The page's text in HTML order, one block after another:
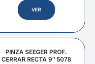
VER
PINZA SEEGER PROF.
CERRAR RECTA 9″ 5078